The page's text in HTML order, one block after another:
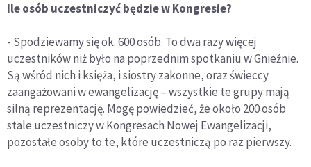
Ile osób uczestniczyć będzie w Kongresie?
- Spodziewamy się ok. 600 osób. To dwa razy więcej
uczestników niż było na poprzednim spotkaniu w Gnieźnie.
Są wśród nich i księża, i siostry zakonne, oraz świeccy
zaangażowani w ewangelizację – wszystkie te grupy mają
silną reprezentację. Mogę powiedzieć, że około 200 osób
stale uczestniczy w Kongresach Nowej Ewangelizacji,
pozostałe osoby to te, które uczestniczą po raz pierwszy.